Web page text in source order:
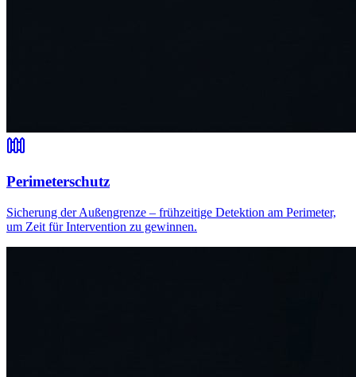
Perimeterschutz
Sicherung der Außengrenze – frühzeitige Detektion am Perimeter,
um Zeit für Intervention zu gewinnen.